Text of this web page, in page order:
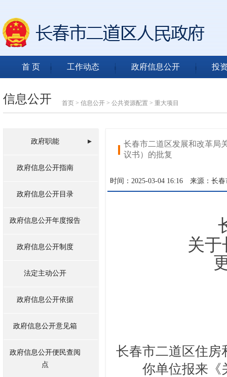
首 页 工作动态 政府信息公开 投
信息公开 首页 > 信息公开 > 公共资源配置 > 重大项目
政府职能
政府信息公开指南
政府信息公开目录
政府信息公开年度报告
政府信息公开制度
法定主动公开
政府信息公开依据
政府信息公开意见箱
政府信息公开便民查阅
点
长春市二道区发展和改革局
议书）的批复
时间：2025-03-04 16:16 来源：长
关于长
更
长春市二道区住房
你单位报来《